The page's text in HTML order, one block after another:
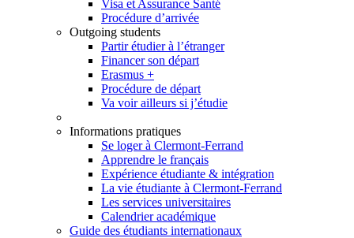
Visa et Assurance Santé
Procédure d’arrivée
Outgoing students
Partir étudier à l’étranger
Financer son départ
Erasmus +
Procédure de départ
Va voir ailleurs si j’étudie
Informations pratiques
Se loger à Clermont-Ferrand
Apprendre le français
Expérience étudiante & intégration
La vie étudiante à Clermont-Ferrand
Les services universitaires
Calendrier académique
Guide des étudiants internationaux